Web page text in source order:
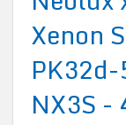
Xenon
NX3S